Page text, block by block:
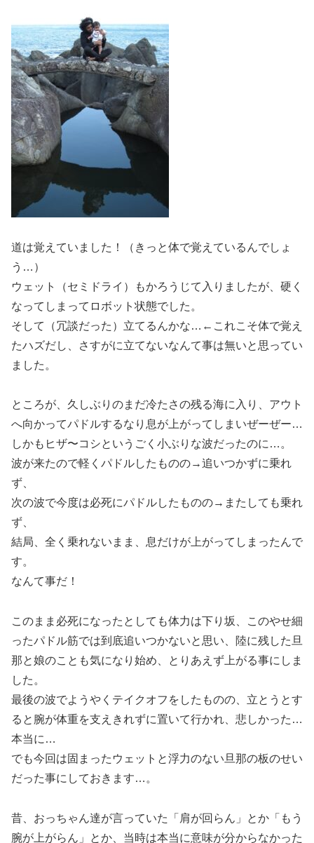
道は覚えていました！（きっと体で覚えているんでしょ
う…）
ウェット（セミドライ）もかろうじて入りましたが、硬く
なってしまってロボット状態でした。
そして（冗談だった）立てるんかな…←これこそ体で覚え
たハズだし、さすがに立てないなんて事は無いと思ってい
ました。
ところが、久しぶりのまだ冷たさの残る海に入り、アウト
へ向かってパドルするなり息が上がってしまいぜーぜー…
しかもヒザ〜コシというごく小ぶりな波だったのに…。
波が来たので軽くパドルしたものの→追いつかずに乗れ
ず、
次の波で今度は必死にパドルしたものの→またしても乗れ
ず、
結局、全く乗れないまま、息だけが上がってしまったんで
す。
なんて事だ！
このまま必死になったとしても体力は下り坂、このやせ細
ったパドル筋では到底追いつかないと思い、陸に残した旦
那と娘のことも気になり始め、とりあえず上がる事にしま
した。
最後の波でようやくテイクオフをしたものの、立とうとす
ると腕が体重を支えきれずに置いて行かれ、悲しかった…
本当に…
でも今回は固まったウェットと浮力のない旦那の板のせい
だった事にしておきます…。
昔、おっちゃん達が言っていた「肩が回らん」とか「もう
腕が上がらん」とか、当時は本当に意味が分からなかった